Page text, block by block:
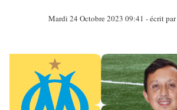
Mardi 24 Octobre 2023 09:41 - écrit par